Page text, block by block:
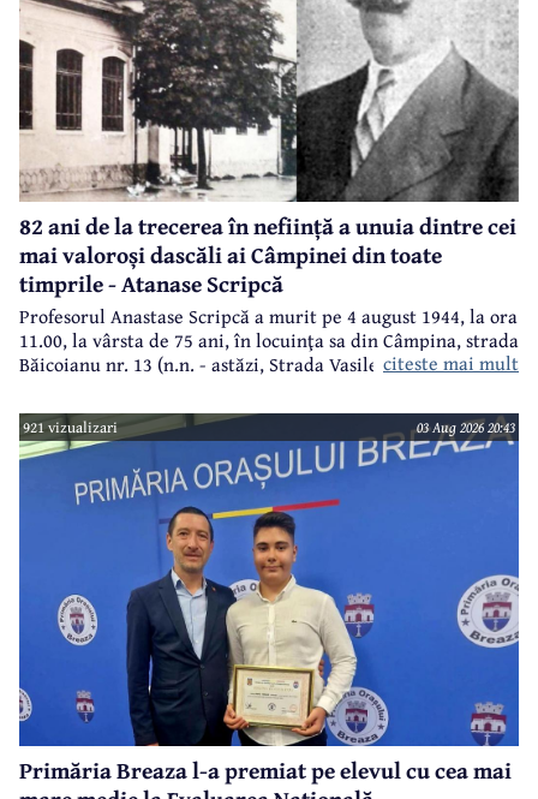
82 ani de la trecerea în neființă a unuia dintre cei
mai valoroși dascăli ai Câmpinei din toate
timprile - Atanase Scripcă
Profesorul Anastase Scripcă a murit pe 4 august 1944, la ora
11.00, la vârsta de 75 ani, în locuinţa sa din Câmpina, strada
Băicoianu nr. 13 (n.n. - astăzi, Strada Vasile Alecsandri).
Ulterior, meşterul popular Nicolae Goage aşează aici, în
memoria sa şi a soţiei, Maria Scripcă, o troiţă din lemn
sculptat,care astăzi, din păcate, nu mai există.
citeste mai mult
921 vizualizari 03 Aug 2026 20:43
Primăria Breaza l-a premiat pe elevul cu cea mai